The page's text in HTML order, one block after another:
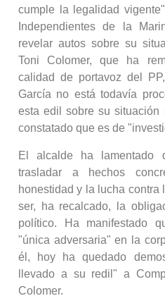
cumple la legalidad
Independientes de la
revelar autos sobre su
Toni Colomer, que ha
calidad de portavoz del
García no está todavía
esta edil sobre su
constatado que es de
El alcalde ha lamentado
trasladar a hechos
honestidad y la lucha contra
ser, ha recalcado, la
político. Ha manifestado
"única adversaria" en la
él, hoy ha quedado
llevado a su redil" a
Colomer.